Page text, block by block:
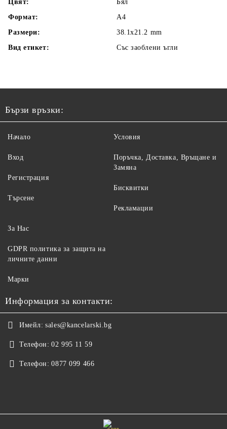
Цвят:
Бял
Формат:
A4
Размери:
38.1x21.2 mm
Вид етикет:
Със заоблени ъгли
Бързи връзки:
Начало
Вход
Регистрация
Търсене
Условия
Поръчка, Доставка, Връщане и
Замяна
Бисквитки
Рекламации
За Нас
GDPR политика за защита на
личните данни
Марки
Информация за контакти:
Имейл: sales@kancelarski.bg
Телефон: 02 995 11 59
Телефон: 0877 099 466